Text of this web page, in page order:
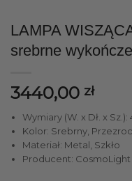
LAMPA
srebrne
3440,00 zł
Wymiary (W. x Dł. x
Kolor: Srebrny,
Materiał: Metal, Szkło
Producent: CosmoLight